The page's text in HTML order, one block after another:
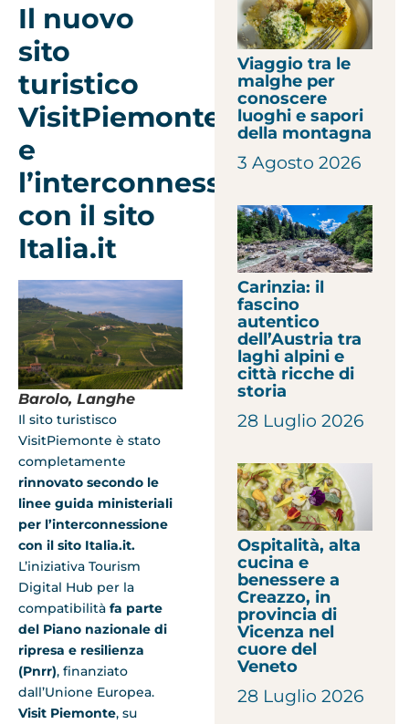
Il nuovo
sito
turistico
VisitPiemonte
e
l’interconnessione
con il sito
Italia.it
Barolo, Langhe
Il sito turistisco
VisitPiemonte è stato
completamente
rinnovato secondo le
linee guida ministeriali
per l’interconnessione
con il sito Italia.it.
L’iniziativa Tourism
Digital Hub per la
compatibilità fa parte
del Piano nazionale di
ripresa e resilienza
(Pnrr), finanziato
dall’Unione Europea.
Visit Piemonte, su
Viaggio tra le
malghe per
conoscere
luoghi e sapori
della montagna
3 Agosto 2026
Carinzia: il
fascino
autentico
dell’Austria tra
laghi alpini e
città ricche di
storia
28 Luglio 2026
Ospitalità, alta
cucina e
benessere a
Creazzo, in
provincia di
Vicenza nel
cuore del
Veneto
28 Luglio 2026